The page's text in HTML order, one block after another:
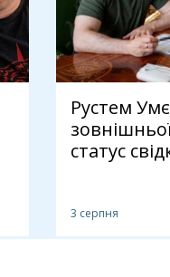
Рустем
статус
3 серпня